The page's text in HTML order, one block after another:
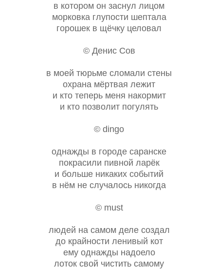
в котором он заснул лицом
морковка глупости шептала
горошек в щёчку целовал
© Денис Сов
в моей тюрьме сломали стены
охрана мёртвая лежит
и кто теперь меня накормит
и кто позволит погулять
© dingo
однажды в городе саранске
покрасили пивной ларёк
и больше никаких событий
в нём не случалось никогда
© must
людей на самом деле создал
до крайности ленивый кот
ему однажды надоело
лоток свой чистить самому